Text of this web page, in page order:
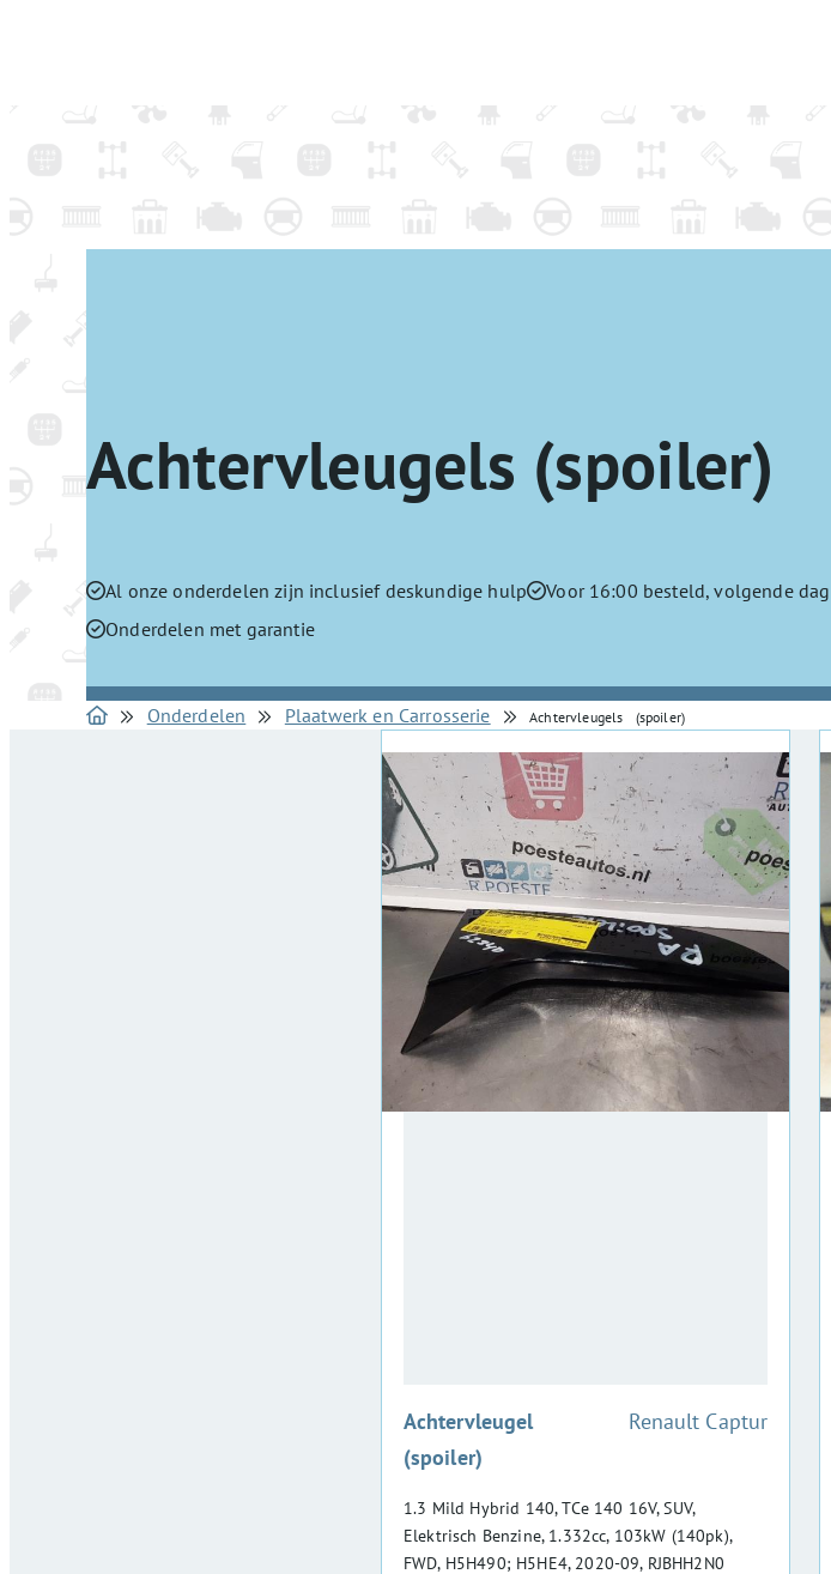
Achtervleugels (spoiler)
Al onze onderdelen zijn inclusief deskundige hulp
Voor 16:00 besteld, volgende
Onderdelen met garantie
Onderdelen Plaatwerk en Carrosserie Achtervleugels (spoiler)
Achtervleugel
(spoiler)
:Renault Captur
1.3 Mild Hybrid 140, TCe 140 16V, SUV,
Elektrisch Benzine, 1.332cc, 103kW (140pk),
FWD, H5H490; H5HE4, 2020-09, RJBHH2N0